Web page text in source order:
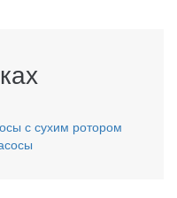
с сухим ротором